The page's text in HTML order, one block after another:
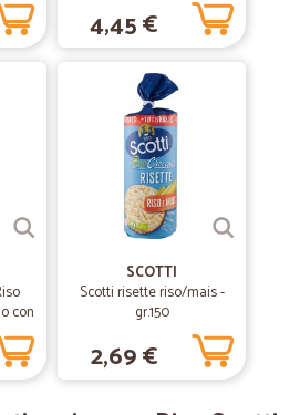
stato, venditore affidabile
21/03/2019
Z.
le patate in Sardegna.Ottimo prodotto
13/12/2018
R.
4,45 €
con
SCOTTI
Scotti risette riso/mais -
gr.150
2,69 €